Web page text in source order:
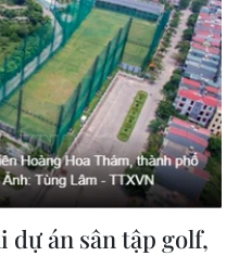
dự án sân tập golf,